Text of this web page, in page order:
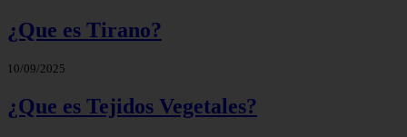
¿Que es Tirano?
10/09/2025
¿Que es Tejidos Vegetales?